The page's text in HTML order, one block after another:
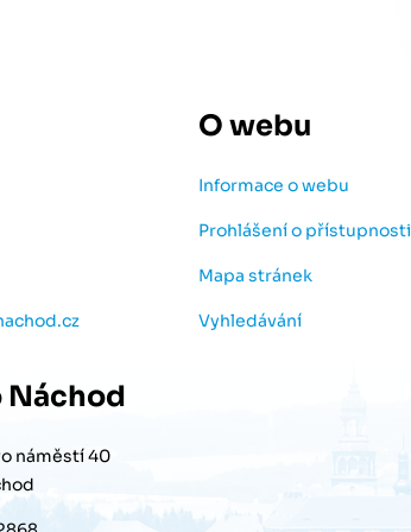
O webu
Informace o webu
Prohlášení o přístupnosti
Mapa stránek
Vyhledávání
Náchod
náměstí 40